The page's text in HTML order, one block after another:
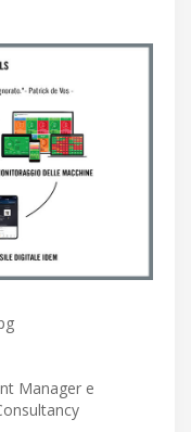
Manager e